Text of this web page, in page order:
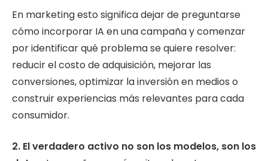
En marketing esto significa dejar de preguntarse
cómo incorporar IA en una campaña y comenzar
por identificar qué problema se quiere resolver:
reducir el costo de adquisición, mejorar las
conversiones, optimizar la inversión en medios o
construir experiencias más relevantes para cada
consumidor.
2. El verdadero activo no son los modelos, son los